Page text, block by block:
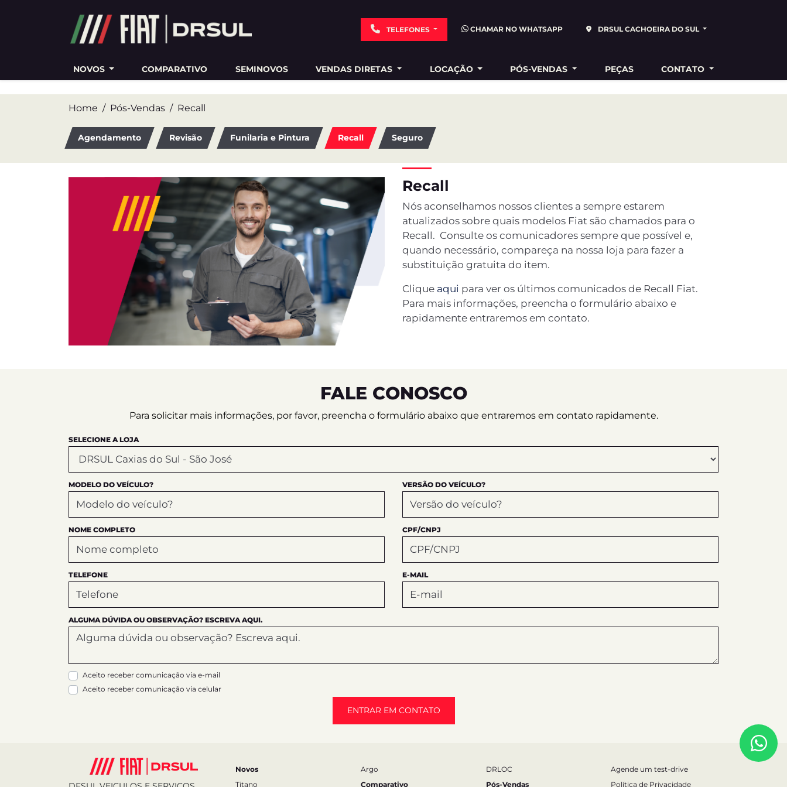
TELEFONES DRSUL CACHOEIRA DO SUL
CHAMAR NO WHATSAPP
NOVOS COMPARATIVO SEMINOVOS VENDAS DIRETAS LOCAÇÃO PÓS-VENDAS PEÇAS CONTATO
Home Pós-Vendas Recall
Agendamento Revisão Funilaria e Pintura Recall Seguro
Recall
Nós aconselhamos nossos clientes a sempre estarem
atualizados sobre quais modelos Fiat são chamados para o
Recall. Consulte os comunicadores sempre que possível e,
quando necessário, compareça na nossa loja para fazer a
substituição gratuita do item.
Clique aqui para ver os últimos comunicados de Recall Fiat.
Para mais informações, preencha o formulário abaixo e
rapidamente entraremos em contato.
FALE CONOSCO
Para solicitar mais informações, por favor, preencha o formulário abaixo que entraremos em contato rapidamente.
SELECIONE A LOJA
MODELO DO VEÍCULO? VERSÃO DO VEÍCULO?
NOME COMPLETO CPF/CNPJ
TELEFONE E-MAIL
ALGUMA DÚVIDA OU OBSERVAÇÃO? ESCREVA AQUI.
Aceito receber comunicação via e-mail
Aceito receber comunicação via celular
ENTRAR EM CONTATO
Novos
Titano
Argo
Comparativo
DRLOC
Pós-Vendas
Agende um test-drive
Política de Privacidade